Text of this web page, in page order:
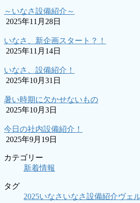
～いなさ設備紹介～
2025年11月28日
いなさ、新企画スタート？！
2025年11月14日
いなさ、設備紹介！
2025年10月31日
暑い時期に欠かせないもの
2025年10月3日
今日の社内設備紹介！
2025年9月19日
カテゴリー
新着情報
タグ
2025いなさ いなさ設備紹介ヴェ